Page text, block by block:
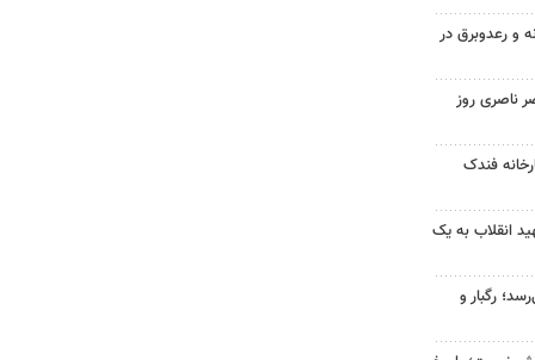
و رعدوبرق در
ناصری روز
فندک
انقلاب به یک
رگبار و